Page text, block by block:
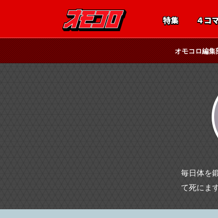
特集 ４コ
オモコロ編集
毎日体を
て死にます